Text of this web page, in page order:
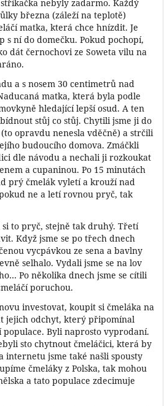
nebyly zadarmo. Každý
března (záleží na teplotě)
matka, která chce hnízdit. Je
s ní do domečku. Pokud pochopí,
dát černochovi ze Soweta vilu na
a s nosem 30 centimetrů nad
matka, která byla podle
hledající lepší osud. A ten
stůj co stůj. Chytili jsme ji do
opravdu nenesla vděčně) a strčili
budoucího domova. Zmáčkli
dle návodu a nechali ji rozkoukat
a cupaninou. Po 15 minutách
prý čmelák vyletí a krouží nad
ne a letí rovnou pryč, tak
to pryč, stejně tak druhý. Třetí
Když jsme se po třech dnech
vycpávkou ze sena a bavlny
selhalo. Vydali jsme se na lov
Po několika dnech jsme se cítili
poruchou.
investovat, koupit si čmeláka na
jejich odchyt, který připomínal
Byli naprosto vyprodaní.
sto chytnout čmeláčici, která by
internetu jsme také našli spousty
čmeláky z Polska, tak mohou
a tato populace zdecimuje